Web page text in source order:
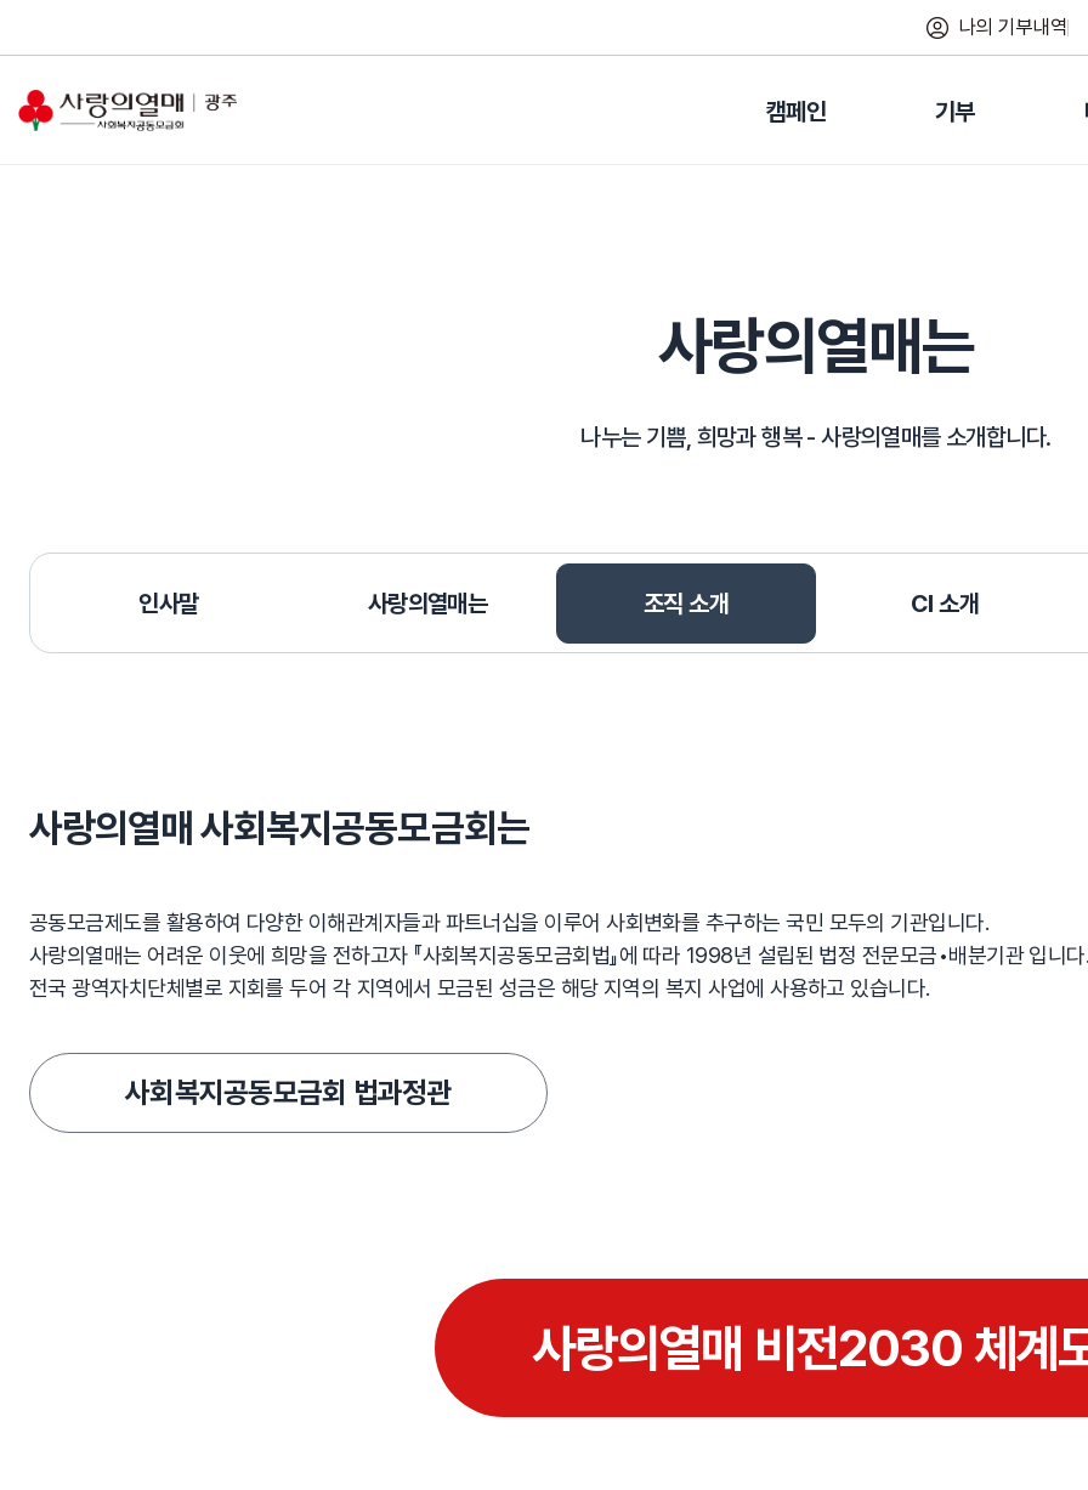
나의 기부내역
캠페인 기부
사랑의열매는
나누는 기쁨, 희망과 행복 -사랑의열매를 소개합니다.
인사말 사랑의열매는 조직 소개 CI 소개
사랑의열매 사회복지공동모금회는
공동모금제도를 활용하여 다양한 이해관계자들과 파트너십을 이루어 사회변화를 추구하는 국민 모두의 기관입니다.
사랑의열매는 어려운 이웃에 희망을 전하고자 『사회복지공동모금회법』에 따라 1998년 설립된 법정 전문모금•배분기관 입니
전국 광역자치단체별로 지회를 두어 각 지역에서 모금된 성금은 해당 지역의 복지 사업에 사용하고 있습니다.
사회복지공동모금회 법과정관
사랑의열매 비전2030 체계